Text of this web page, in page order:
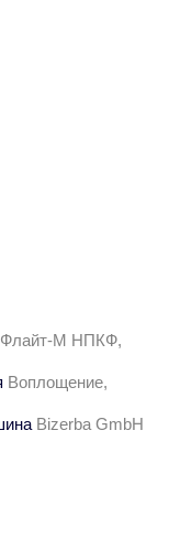
Флайт-М НПКФ,
Воплощение,
Bizerba GmbH